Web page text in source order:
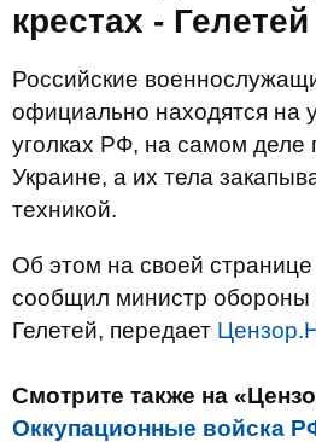
крестах - Гелетей
Российские
официально находятся на
уголках РФ, на самом деле
Украине, а их тела
техникой.
Об этом на своей странице
сообщил министр
Гелетей, передает
Смотрите также на
Оккупационные войска